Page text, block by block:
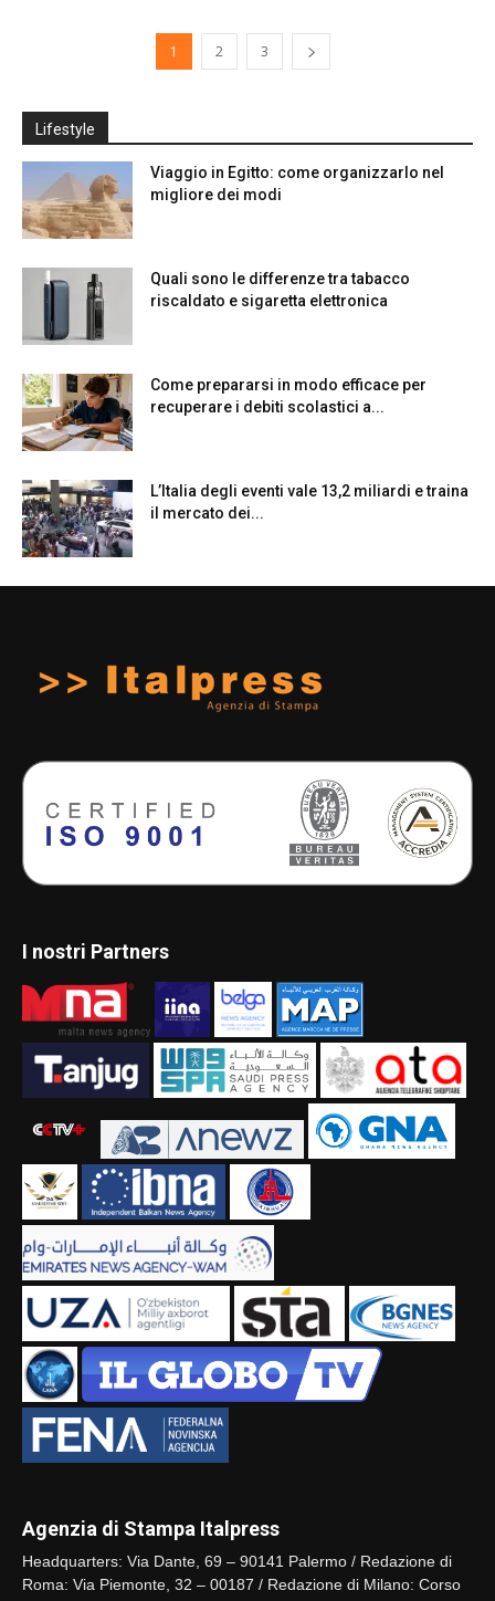
1 2 3
Lifestyle
Viaggio in Egitto: come organizzarlo nel
migliore dei modi
Quali sono le differenze tra tabacco
riscaldato e sigaretta elettronica
Come prepararsi in modo efficace per
recuperare i debiti scolastici a...
L’Italia degli eventi vale 13,2 miliardi e traina
il mercato dei...
I nostri Partners
Agenzia di Stampa Italpress
Headquarters: Via Dante, 69 – 90141 Palermo / Redazione di
Roma: Via Piemonte, 32 – 00187 / Redazione di Milano: Corso